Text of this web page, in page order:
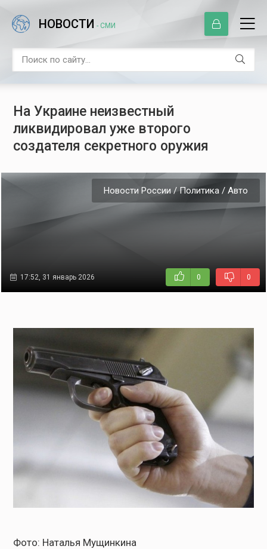
НОВОСТИ - СМИ
На Украине неизвестный
ликвидировал уже второго
создателя секретного оружия
Новости России / Политика / Авто
17:52, 31 январь 2026 0 0
Фото: Наталья Мущинкина